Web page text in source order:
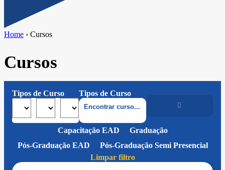
Home › Cursos
Cursos
Tipos de Curso Tipos de Curso
Capacitação EAD
Graduação
Pós-Graduação EAD
Pós-Graduação Semi Presencial
Limpar filtro